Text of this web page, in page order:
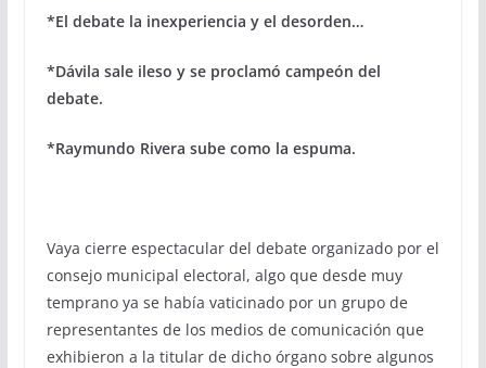
*El debate la inexperiencia y el desorden…
*Dávila sale ileso y se proclamó campeón del
debate.
*Raymundo Rivera sube como la espuma.
Vaya cierre espectacular del debate organizado por el
consejo municipal electoral, algo que desde muy
temprano ya se había vaticinado por un grupo de
representantes de los medios de comunicación que
exhibieron a la titular de dicho órgano sobre algunos